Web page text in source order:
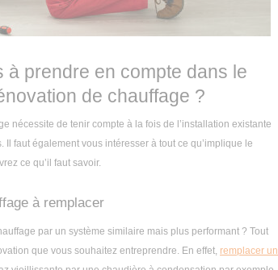
à prendre en compte dans le
de chauffage ?
nécessite de tenir compte à la fois de l’installation existante
faut également vous intéresser à tout ce qu’implique le
ce qu’il faut savoir.
à remplacer
par un système similaire mais plus performant ? Tout
que vous souhaitez entreprendre. En effet, remplacer un